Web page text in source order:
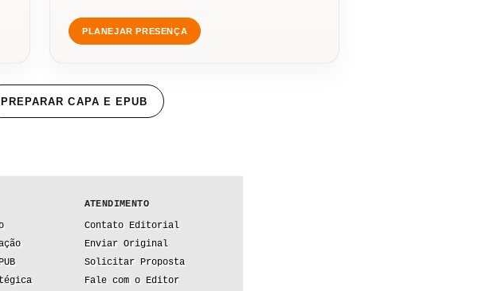
PLANEJAR PRESENÇA
PREPARAR CAPA E EPUB
ATENDIMENTO
Contato Editorial
Enviar Original
Solicitar Proposta
Fale com o Editor